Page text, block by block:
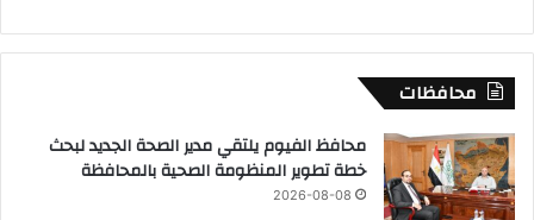
محافظات
محافظ الفيوم يلتقي مدير الصحة الجديد لبحث
خطة تطوير المنظومة الصحية بالمحافظة
2026-08-08